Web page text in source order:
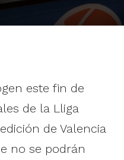
este fin de
de la Lliga
de Valencia
no se podrán